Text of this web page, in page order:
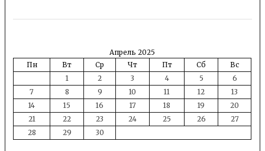
Апрель 2025
Пн
Вт Ср Чт Пт Сб
Вс
1
2 3 4 5
6
7
8 9 10 11 12
13
14
15 16 17 18 19
20
21
22 23 24 25 26
27
28
29 30